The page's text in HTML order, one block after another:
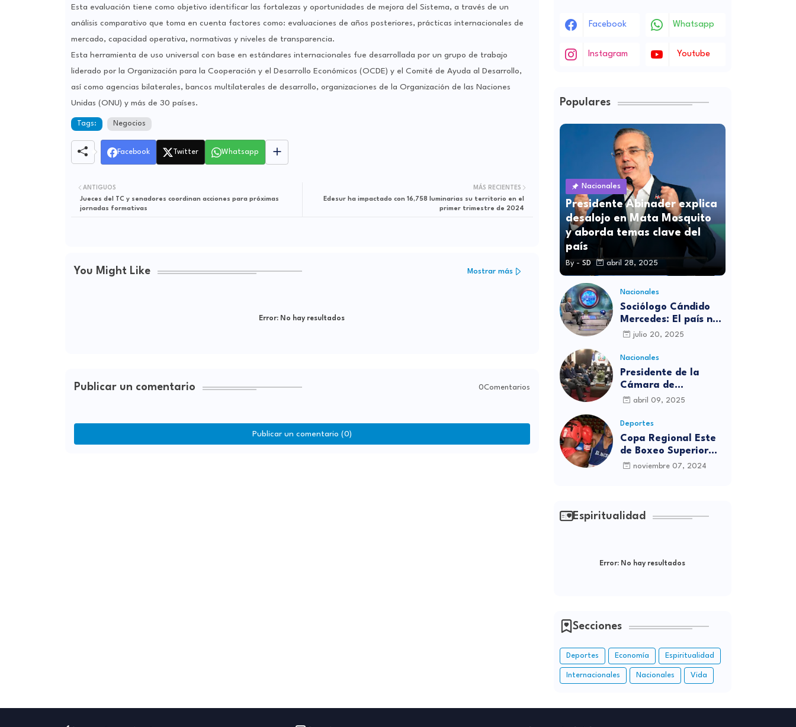
Esta evaluación tiene como objetivo identificar las fortalezas y oportunidades de mejora del Sistema, a través de un
análisis comparativo que toma en cuenta factores como: evaluaciones de años posteriores, prácticas internacionales de
mercado, capacidad operativa, normativas y niveles de transparencia.
Esta herramienta de uso universal con base en estándares internacionales fue desarrollada por un grupo de trabajo
liderado por la Organización para la Cooperación y el Desarrollo Económicos (OCDE) y el Comité de Ayuda al Desarrollo,
así como agencias bilaterales, bancos multilaterales de desarrollo, organizaciones de la Organización de las Naciones
Unidas (ONU) y más de 30 países.
Tags: Negocios
Facebook Twitter Whatsapp
MÁS RECIENTES
Edesur ha impactado con 16,758 luminarias su territorio en el
primer trimestre de 2024
ANTIGUOS
Jueces del TC y senadores coordinan acciones para próximas
jornadas formativas
You Might Like Mostrar más
Error: No hay resultados
Publicar un comentario 0Comentarios
Publicar un comentario (0)
Facebook Whatsapp
Instagram Youtube
Populares
Nacionales
Presidente Abinader explica
desalojo en Mata Mosquito
y aborda temas clave del
país
By - SD abril 28, 2025
Nacionales
Sociólogo Cándido
Mercedes: El país no
está preparado para
independientes
julio 20, 2025
Nacionales
Presidente de la
Cámara de
diputados se
víctimas de la
discoteca Jet Set
abril 09, 2025
Deportes
Copa Regional Este
de Boxeo Superior
será inaugurada este
noviembre 07, 2024
Espiritualidad
Error: No hay resultados
Secciones
Deportes Economía Espiritualidad
Internacionales Nacionales Vida